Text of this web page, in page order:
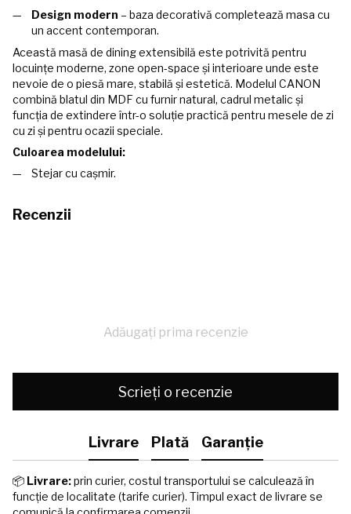
Design modern – baza decorativă completează masa cu
un accent contemporan.
Această masă de dining extensibilă este potrivită pentru
locuințe moderne, zone open-space și interioare unde este
nevoie de o piesă mare, stabilă și estetică. Modelul CANON
combină blatul din MDF cu furnir natural, cadrul metalic și
funcția de extindere într-o soluție practică pentru mesele de zi
cu zi și pentru ocazii speciale.
Culoarea modelului:
Stejar cu cașmir.
Recenzii
Adăugați prima recenzie
Scrieți o recenzie
Livrare Plată Garanție
📦 Livrare:prin curier, costul transportului se calculează în
funcție de localitate (tarife curier). Timpul exact de livrare se